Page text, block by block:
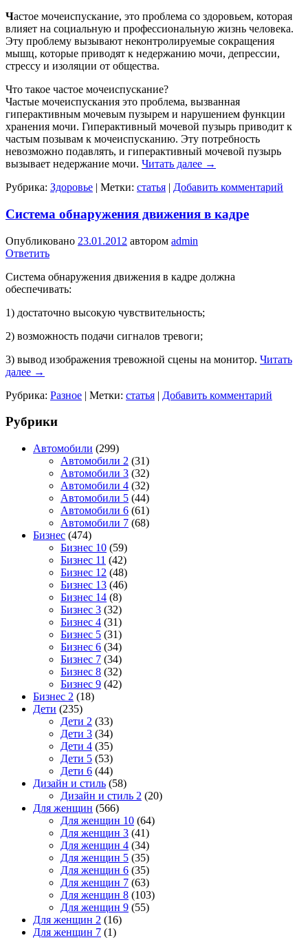
Частое мочеиспускание, это проблема со здоровьем, которая
влияет на социальную и профессиональную жизнь человека.
Эту проблему вызывают неконтролируемые сокращения
мышц, которые приводят к недержанию мочи, депрессии,
стрессу и изоляции от общества.
Что такое частое мочеиспускание?
Частые мочеиспускания это проблема, вызванная
гиперактивным мочевым пузырем и нарушением функции
хранения мочи. Гиперактивный мочевой пузырь приводит к
частым позывам к мочеиспусканию. Эту потребность
невозможно подавлять, и гиперактивный мочевой пузырь
вызывает недержание мочи. Читать далее →
Рубрика: Здоровье | Метки: статья | Добавить комментарий
Система обнаружения движения в кадре
Опубликовано 23.01.2012 автором admin
Ответить
Система обнаружения движения в кадре должна
обеспечивать:
1) достаточно высокую чувствительность;
2) возможность подачи сигналов тревоги;
3) вывод изображения тревожной сцены на монитор. Читать
далее →
Рубрика: Разное | Метки: статья | Добавить комментарий
Рубрики
Автомобили (299)
Автомобили 2 (31)
Автомобили 3 (32)
Автомобили 4 (32)
Автомобили 5 (44)
Автомобили 6 (61)
Автомобили 7 (68)
Бизнес (474)
Бизнес 10 (59)
Бизнес 11 (42)
Бизнес 12 (48)
Бизнес 13 (46)
Бизнес 14 (8)
Бизнес 3 (32)
Бизнес 4 (31)
Бизнес 5 (31)
Бизнес 6 (34)
Бизнес 7 (34)
Бизнес 8 (32)
Бизнес 9 (42)
Бизнес 2 (18)
Дети (235)
Дети 2 (33)
Дети 3 (34)
Дети 4 (35)
Дети 5 (53)
Дети 6 (44)
Дизайн и стиль (58)
Дизайн и стиль 2 (20)
Для женщин (566)
Для женщин 10 (64)
Для женщин 3 (41)
Для женщин 4 (34)
Для женщин 5 (35)
Для женщин 6 (35)
Для женщин 7 (63)
Для женщин 8 (103)
Для женщин 9 (55)
Для женщин 2 (16)
Для женщин 7 (1)